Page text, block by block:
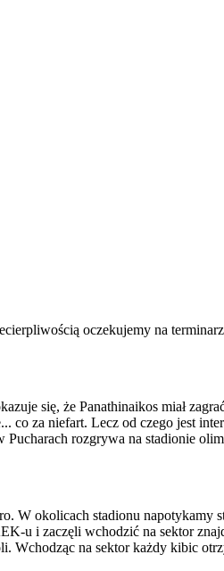
oczekujemy na
się, że Panathinaikos miał
co za niefart. Lecz od czego jest
rozgrywa na stadionie
W okolicach stadionu napotykamy
u i zaczęli wchodzić na sektor
Wchodząc na sektor każdy kibic